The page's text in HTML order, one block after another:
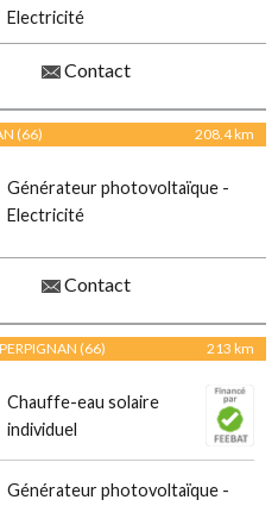
Electricité
Contact
(66) 208.4 km
Générateur photovoltaïque -
Electricité
Contact
(66) 213 km
Chauffe-eau solaire
individuel
Générateur photovoltaïque -